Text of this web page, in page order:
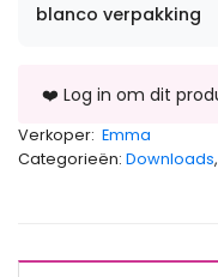
blanco verpakking
Verkoper: Emma
Categorieën: Downloads,